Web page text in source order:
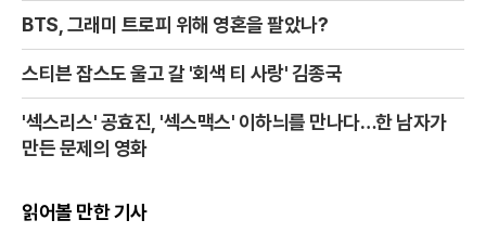
BTS, 그래미 트로피 위해 영혼을 팔았나?
스티븐 잡스도 울고 갈 '회색 티 사랑' 김종국
'섹스리스' 공효진, '섹스맥스' 이하늬를 만나다…한 남자가
만든 문제의 영화
읽어볼 만한 기사